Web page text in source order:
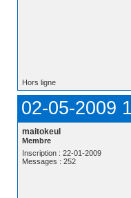
Hors ligne
02-05-2009
maitokeul
Membre
Inscription : 22-01-2009
Messages : 252